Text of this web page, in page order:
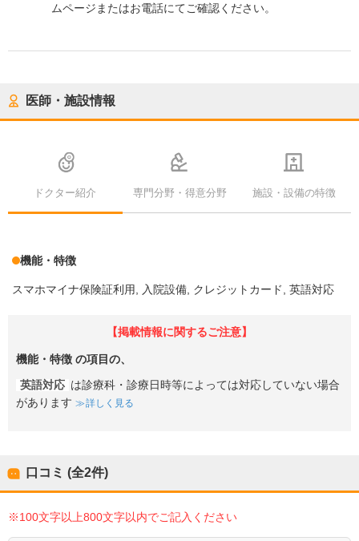
ムページまたはお電話にてご確認ください。
医師・施設情報
ドクター紹介 専門分野・得意分野 施設・設備の特徴
機能・特徴
スマホマイナ保険証利用 入院設備 クレジットカード 英語対応
【掲載情報に関するご注意】
機能・特徴 の項目の、
英語対応 は診療科・診療日時等によっては対応していない場合
があります
詳しく見る
口コミ (全2件)
※100文字以上800文字以内でご記入ください